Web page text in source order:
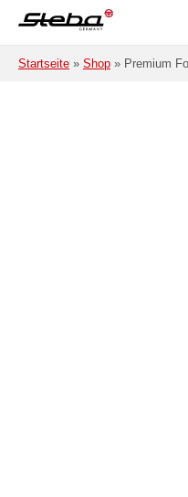
Zum Hauptinhalt springen
Startseite » Shop » Premium